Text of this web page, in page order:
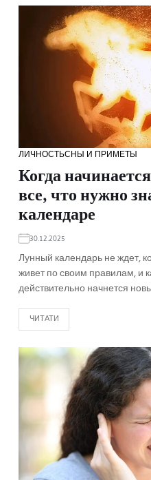
ЛИЧНОСТЬСНЫ И ПРИМЕТЫ
Когда
все, что нужно
календаре
30.12.2025
Лунный календарь не ждет,
живет по своим правилам, и
действительно начнется
ЧИТАТИ